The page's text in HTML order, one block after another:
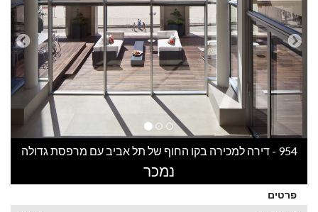
954 - דירה למכירה בקו החוף של תל אביב עם מרפסת גדולה
נמכר
פרטים